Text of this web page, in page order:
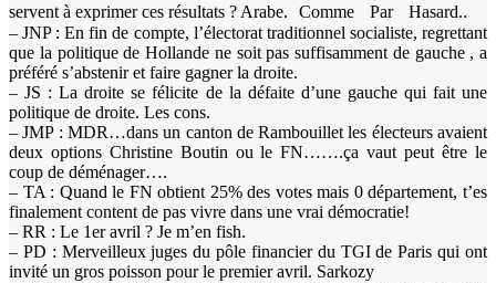
servent à exprimer ces résultats ? Arabe. Comme Par Hasard..
– JNP : En fin de compte, l’électorat traditionnel socialiste, regrettant
que la politique de Hollande ne soit pas suffisamment de gauche , a
préféré s’abstenir et faire gagner la droite.
– JS : La droite se félicite de la défaite d’une gauche qui fait une
politique de droite. Les cons.
– JMP : MDR…dans un canton de Rambouillet les électeurs avaient
deux options Christine Boutin ou le FN…….ça vaut peut être le
coup de déménager….
– TA : Quand le FN obtient 25% des votes mais 0 département, t’es
finalement content de pas vivre dans une vrai démocratie!
– RR : Le 1er avril ? Je m’en fish.
– PD : Merveilleux juges du pôle financier du TGI de Paris qui ont
invité un gros poisson pour le premier avril. Sarkozy